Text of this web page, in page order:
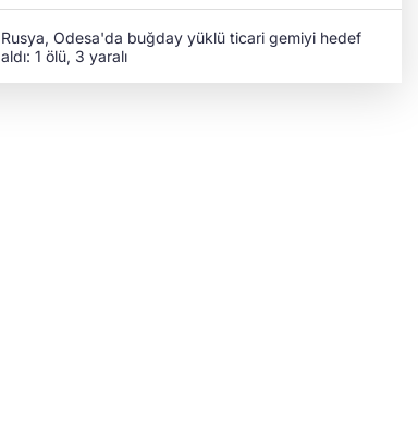
Rusya, Odesa'da buğday yüklü ticari gemiyi hedef
aldı: 1 ölü, 3 yaralı